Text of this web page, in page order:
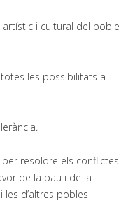
i cultural del poble
les possibilitats a
resoldre els conflictes
de la pau i de la
d’altres pobles i